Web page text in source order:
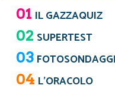
01 IL GAZZAQUIZ
02 SUPERTEST
03
04 L’ORACOLO